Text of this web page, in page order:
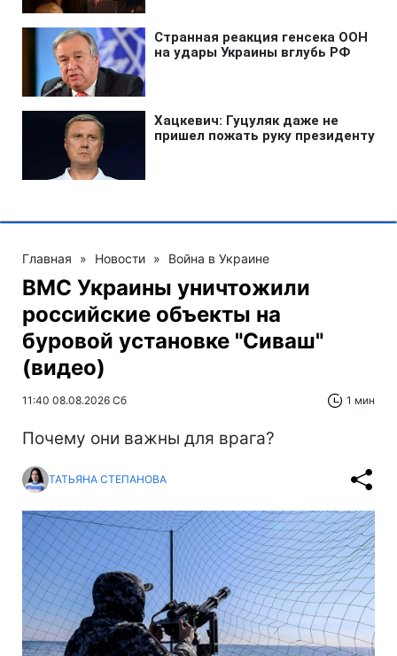
Главная » Новости » Война в Украине
ВМС Украины уничтожили
российские объекты на
буровой установке "Сиваш"
(видео)
11:40 08.08.2026 Сб 1 мин
Почему они важны для врага?
ТАТЬЯНА СТЕПАНОВА